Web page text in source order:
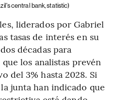
central bank, statistic)
liderados por Gabriel
tasas de interés en su
décadas para
los analistas prevén
del 3% hasta 2028. Si
junta han indicado que